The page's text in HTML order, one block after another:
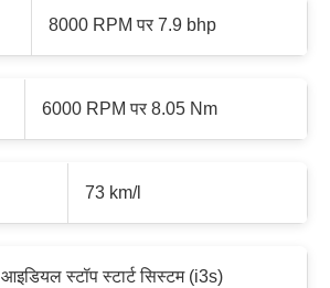
8000 RPM पर 7.9 bhp
6000 RPM पर 8.05 Nm
73 km/l
आइडियल स्टॉप स्टार्ट सिस्टम (i3s)